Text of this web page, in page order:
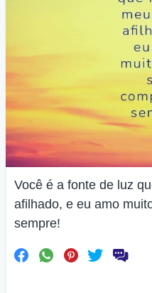
Você é a fonte de luz
afilhado, e eu amo
sempre!